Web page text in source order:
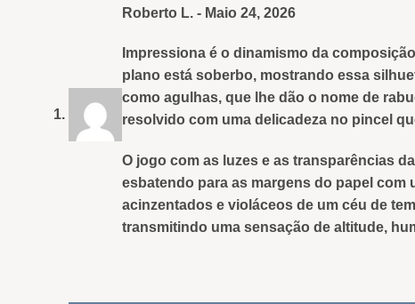
Avaliação
Roberto L. - Maio 24, 2026
Impressiona é o dinamismo da
plano está soberbo, mostrando essa
como agulhas, que lhe dão o nome de
resolvido com uma delicadeza no pincel
O jogo com as luzes e as transparências
esbatendo para as margens do papel
acinzentados e violáceos de um céu de
transmitindo uma sensação de altitude,